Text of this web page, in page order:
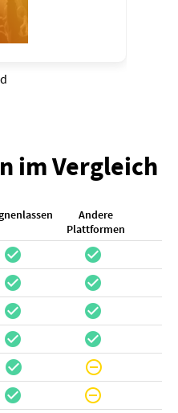
im Vergleich
Andere
Plattformen
check_circle check_circle
check_circle check_circle
check_circle check_circle
check_circle check_circle
check_circle do_not_disturb_on
check_circle do_not_disturb_on